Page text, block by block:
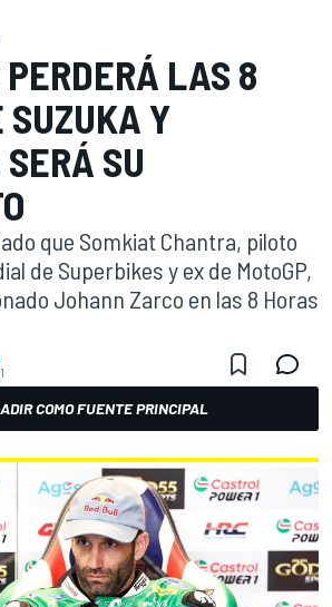
PERDERÁ LAS 8
SUZUKA Y
SU
que Somkiat Chantra, piloto
de Superbikes y ex de MotoGP,
Johann Zarco en las 8 Horas
COMO FUENTE PRINCIPAL